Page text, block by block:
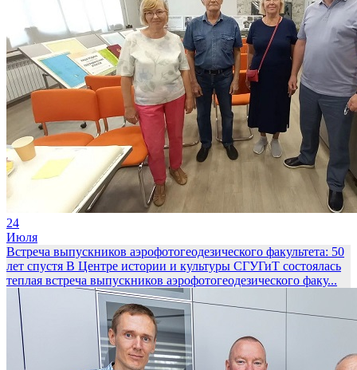
24
Июля
Встреча выпускников аэрофотогеодезического факультета: 50
лет спустя В Центре истории и культуры СГУГиТ состоялась
теплая встреча выпускников аэрофотогеодезического факу...